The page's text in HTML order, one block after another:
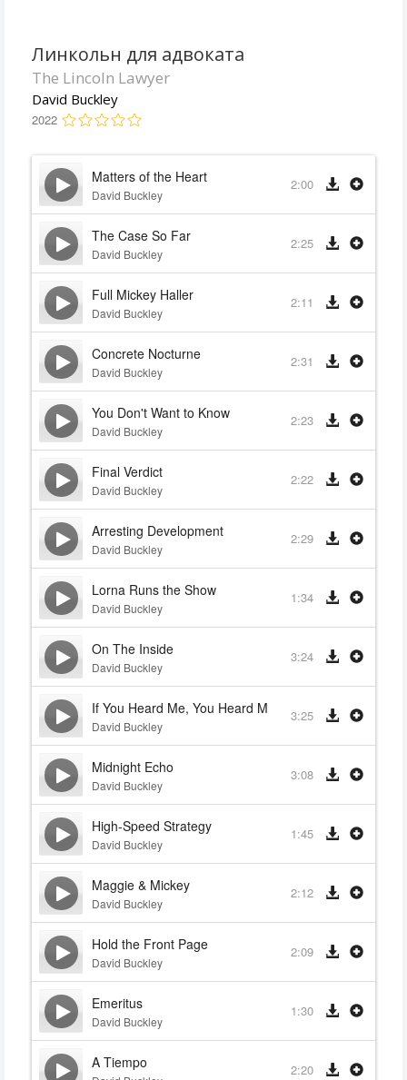
Линкольн для адвоката
The Lincoln Lawyer
David Buckley
2022
Matters of the Heart
David Buckley
2:00
The Case So Far
David Buckley
2:25
Full Mickey Haller
David Buckley
2:11
Concrete Nocturne
David Buckley
2:31
You Don't Want to Know
David Buckley
2:23
Final Verdict
David Buckley
2:22
Arresting Development
David Buckley
2:29
Lorna Runs the Show
David Buckley
1:34
On The Inside
David Buckley
3:24
If You Heard Me, You Heard Me
David Buckley
3:25
Midnight Echo
David Buckley
3:08
High-Speed Strategy
David Buckley
1:45
Maggie & Mickey
David Buckley
2:12
Hold the Front Page
David Buckley
2:09
Emeritus
David Buckley
1:30
A Tiempo 2:20